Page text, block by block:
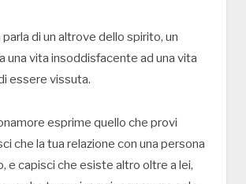
di un altrove dello spirito, un
una vita insoddisfacente ad una vita
essere vissuta.
esprime quello che provi
che la tua relazione con una persona
e capisci che esiste altro oltre a lei,